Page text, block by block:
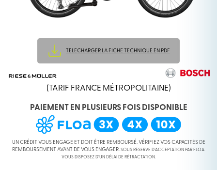
TELECHARGER LA FICHE TECHNIQUE EN PDF
(TARIF FRANCE MÉTROPOLITAINE)
PAIEMENT EN PLUSIEURS FOIS DISPONIBLE
UN CRÉDIT VOUS ENGAGE ET DOIT ÊTRE REMBOURSÉ. VÉRIFIEZ VOS CAPACITÉS DE
REMBOURSEMENT AVANT DE VOUS ENGAGER. SOUS RÉSERVE D’ACCEPTATION PAR FLOA.
VOUS DISPOSEZ D’UN DÉLAI DE RÉTRACTATION.